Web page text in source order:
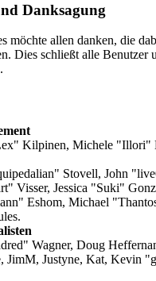
Danksagung
möchte allen danken, die
Dies schließt alle Benutzer
Kilpinen, Michele "Illori"
Stovell, John
Visser, Jessica "Suki"
Eshom, Michael
Wagner, Doug
JimM, Justyne, Kat, Kevin